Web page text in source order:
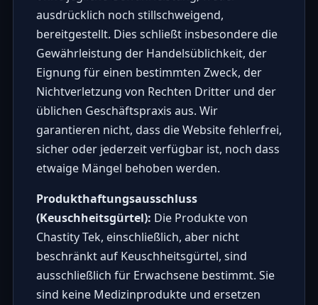
ausdrücklich noch stillschweigend,
bereitgestellt. Dies schließt insbesondere die
Gewährleistung der Handelsüblichkeit, der
Eignung für einen bestimmten Zweck, der
Nichtverletzung von Rechten Dritter und der
üblichen Geschäftspraxis aus. Wir
garantieren nicht, dass die Website fehlerfrei,
sicher oder jederzeit verfügbar ist, noch dass
etwaige Mängel behoben werden.
Produkthaftungsausschluss
(Keuschheitsgürtel): Die Produkte von
Chastity Tek, einschließlich, aber nicht
beschränkt auf Keuschheitsgürtel, sind
ausschließlich für Erwachsene bestimmt. Sie
sind keine Medizinprodukte und ersetzen